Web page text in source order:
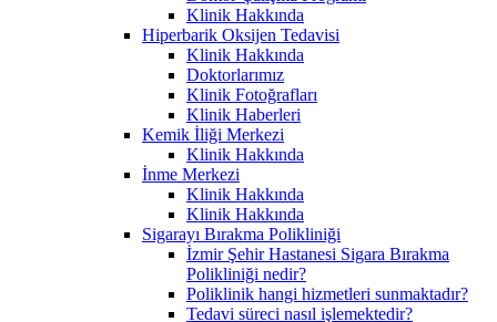
Klinik Hakkında
Hiperbarik Oksijen Tedavisi
Klinik Hakkında
Doktorlarımız
Klinik Fotoğrafları
Klinik Haberleri
Kemik İliği Merkezi
Klinik Hakkında
İnme Merkezi
Klinik Hakkında
Klinik Hakkında
Sigarayı Bırakma Polikliniği
İzmir Şehir Hastanesi Sigara Bırakma
Polikliniği nedir?
Poliklinik hangi hizmetleri sunmaktadır?
Tedavi süreci nasıl işlemektedir?